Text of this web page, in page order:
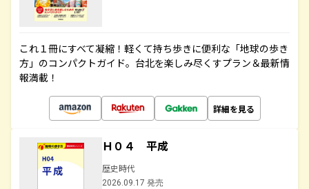
これ１冊にすべて凝縮！軽くて持ち歩きに便利な「地球の歩き
方」のコンパクトガイド。台北を楽しみ尽くすプラン＆最新情
報満載！
詳細を見る
Ｈ０４ 平成
歴史時代
2026.09.17 発売